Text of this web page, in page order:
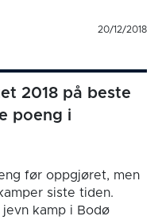
20/12/2018
2018 på beste
poeng i
før oppgjøret, men
siste tiden.
kamp i Bodø